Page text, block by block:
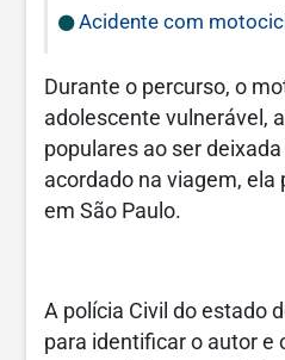
Acidente com
Durante o percurso, o
adolescente vulnerável,
populares ao ser
acordado na viagem,
em São Paulo.
A polícia Civil do estado
para identificar o autor e